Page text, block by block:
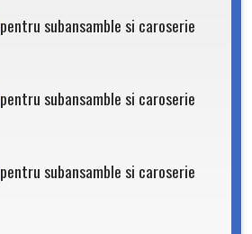
pentru subansamble si caroserie
pentru subansamble si caroserie
pentru subansamble si caroserie